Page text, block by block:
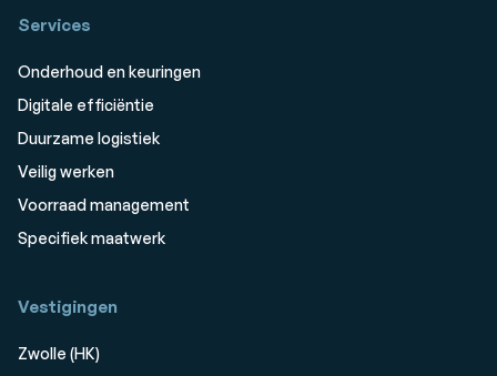
Services
Onderhoud en keuringen
Digitale efficiëntie
Duurzame logistiek
Veilig werken
Voorraad management
Specifiek maatwerk
Vestigingen
Zwolle (HK)